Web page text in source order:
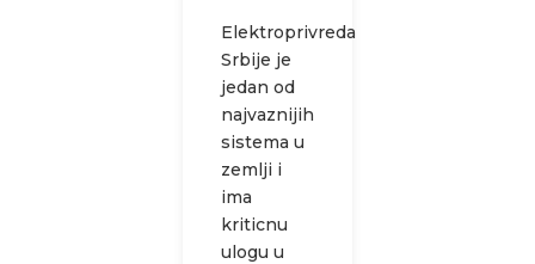
Elektroprivreda
Srbije je
jedan od
najvaznijih
sistema u
zemlji i
ima
kriticnu
ulogu u